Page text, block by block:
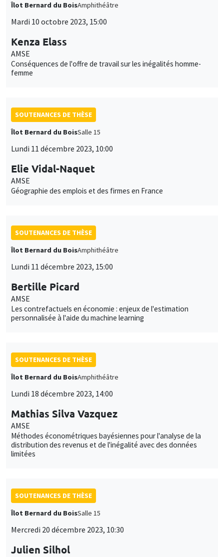
Îlot Bernard du BoisAmphithéâtre
Mardi 10 octobre 2023, 15:00
Kenza Elass
AMSE
Conséquences de l'offre de travail sur les inégalités homme-
femme
SOUTENANCES DE THÈSE
Îlot Bernard du BoisSalle 15
Lundi 11 décembre 2023, 10:00
Elie Vidal-Naquet
AMSE
Géographie des emplois et des firmes en France
SOUTENANCES DE THÈSE
Îlot Bernard du BoisAmphithéâtre
Lundi 11 décembre 2023, 15:00
Bertille Picard
AMSE
Les contrefactuels en économie : enjeux de l'estimation
personnalisée à l'aide du machine learning
SOUTENANCES DE THÈSE
Îlot Bernard du BoisAmphithéâtre
Lundi 18 décembre 2023, 14:00
Mathias Silva Vazquez
AMSE
Méthodes économétriques bayésiennes pour l'analyse de la
distribution des revenus et de l'inégalité avec des données
limitées
SOUTENANCES DE THÈSE
Îlot Bernard du BoisSalle 15
Mercredi 20 décembre 2023, 10:30
Julien Silhol